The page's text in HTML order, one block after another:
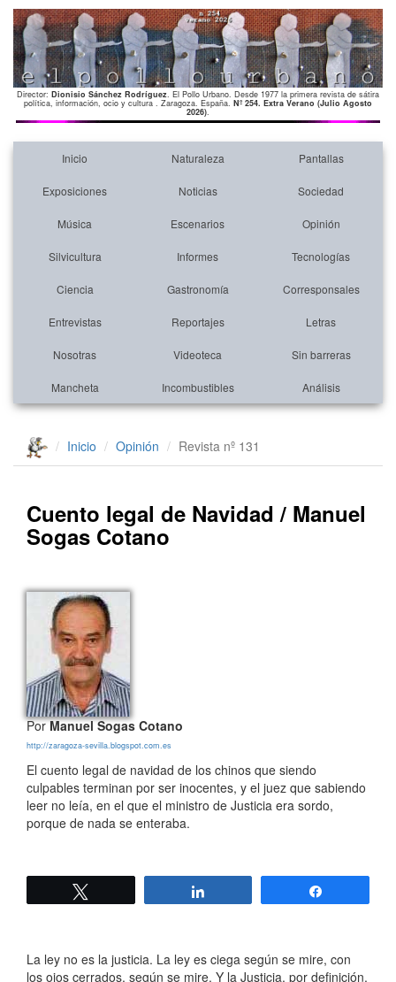
Director: Dionisio Sánchez Rodríguez. El Pollo Urbano. Desde 1977 la primera revista de sátira
política, información, ocio y cultura . Zaragoza. España. Nº 254. Extra Verano (Julio Agosto
2026).
Inicio Naturaleza Pantallas
Exposiciones Noticias Sociedad
Música Escenarios Opinión
Silvicultura Informes Tecnologías
Ciencia Gastronomía Corresponsales
Entrevistas Reportajes Letras
Nosotras Videoteca Sin barreras
Mancheta Incombustibles Análisis
Inicio Opinión Revista nº 131
Cuento legal de Navidad / Manuel
Sogas Cotano
PorManuel Sogas Cotano
http://zaragoza-sevilla.blogspot.com.es
El cuento legal de navidad de los chinos que siendo
culpables terminan por ser inocentes, y el juez que sabiendo
leer no leía, en el que el ministro de Justicia era sordo,
porque de nada se enteraba.
La ley no es la justicia. La ley es ciega según se mire, con
los ojos cerrados, según se mire. Y la Justicia, por definición,